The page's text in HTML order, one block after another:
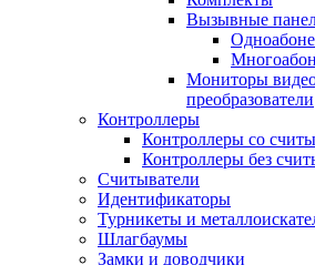
Вызывные
Мониторы
преобразователи
Контроллеры
Контроллеры со
Контроллеры без
Считыватели
Идентификаторы
Турникеты и
Шлагбаумы
Замки и доводчики